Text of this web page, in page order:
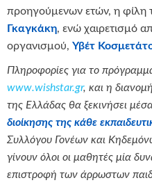
προηγούμενων ετών, η φίλη
Γκαγκάκη, ενώ χαιρετισμό
οργανισμού, Υβέτ
Πληροφορίες για το
www.wishstar.gr, και η
της Ελλάδας θα ξεκινήσει
διοίκησης της κάθε
Συλλόγου Γονέων και
γίνουν όλοι οι μαθητές μία
επιστροφή των άρρωστων